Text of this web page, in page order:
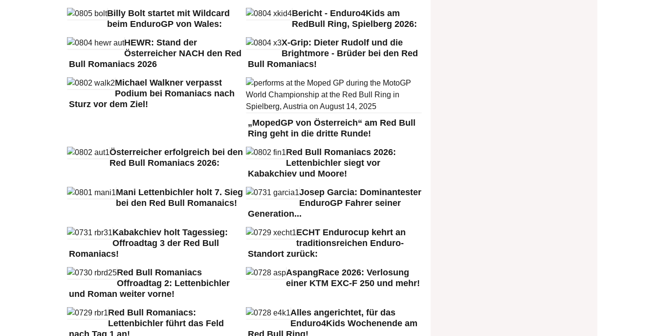
Billy Bolt startet mit Wildcard
beim EnduroGP von Wales:
Bericht - Enduro4Kids am
RedBull Ring, Spielberg 2026:
HEWR: Stand der
Österreicher NACH den Red
Bull Romaniacs 2026
X-Grip: Dieter Rudolf und die
Brightmore - Brüder bei den Red
Bull Romaniacs!
Michael Walkner verpasst
Podium bei Romaniacs nach
Sturz vor dem Ziel!
„MopedGP von Österreich“ am Red Bull
Ring geht in die dritte Runde!
Österreicher erfolgreich bei den
Red Bull Romaniacs 2026:
Red Bull Romaniacs 2026:
Lettenbichler siegt vor
Kabakchiev und Moore!
Mani Lettenbichler holt 7. Sieg
bei den Red Bull Romanaics!
Josep Garcia: Dominantester
EnduroGP Fahrer seiner
Generation...
Kabakchiev holt Tagessieg:
Offroadtag 3 der Red Bull
Romaniacs!
ECHT Endurocup kehrt an
traditionsreichen Enduro-
Standort zurück:
Red Bull Romaniacs
Offroadtag 2: Lettenbichler
und Roman weiter vorne!
AspangRace 2026: Verlosung
einer KTM EXC-F 250 und mehr!
Red Bull Romaniacs:
Lettenbichler führt das Feld
nach Tag 1 an!
Alles angerichtet, für das
Enduro4Kids Wochenende am
Red Bull Ring!